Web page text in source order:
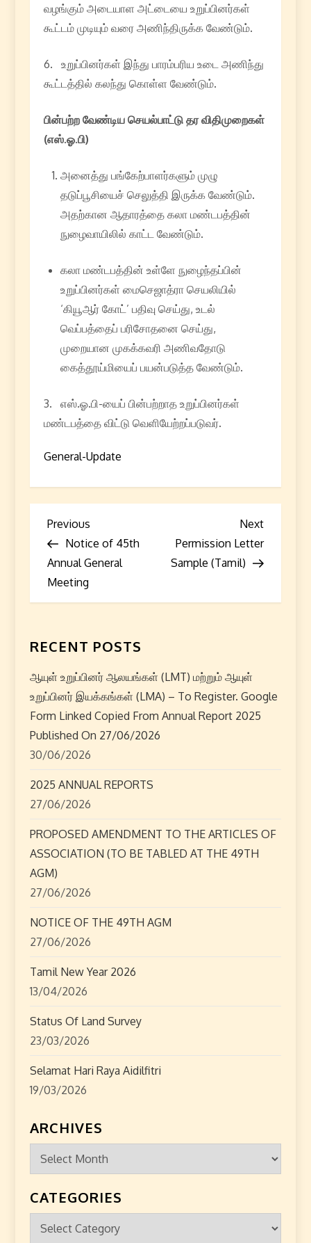
வழங்கும் அடையாள அட்டையை உறுப்பினர்கள்
கூட்டம் முடியும் வரை அணிந்திருக்க வேண்டும்.
6. உறுப்பினர்கள் இந்து பாரம்பரிய உடை அணிந்து
கூட்டத்தில் கலந்து கொள்ள வேண்டும்.
பின்பற்ற வேண்டிய செயல்பாட்டு தர விதிமுறைகள்
(எஸ்.ஓ.பி)
அனைத்து பங்கேற்பாளர்களும் முழு
தடுப்பூசியைச் செலுத்தி இருக்க வேண்டும்.
அதற்கான ஆதாரத்தை கலா மண்டபத்தின்
நுழைவாயிலில் காட்ட வேண்டும்.
கலா மண்டபத்தின் உள்ளே நுழைந்தப்பின்
உறுப்பினர்கள் மைசெஜாத்ரா செயலியில்
‘கியூஆர் கோட்’ பதிவு செய்து, உடல்
வெப்பத்தைப் பரிசோதனை செய்து,
முறையான முகக்கவரி அணிவதோடு
கைத்தூய்மியைப் பயன்படுத்த வேண்டும்.
3. எஸ்.ஓ.பி-யைப் பின்பற்றாத உறுப்பினர்கள்
மண்டபத்தை விட்டு வெளியேற்றப்படுவர்.
General-Update
P
o
s
n
a
v
i
g
a
t
i
o
n
Previous
Post
Previous
Notice of 45th
Annual General
Meeting
Next
Post
Next
Permission Letter
Sample (Tamil)
RECENT POSTS
ஆயுள் உறுப்பினர் ஆலயங்கள் (LMT) மற்றும் ஆயுள்
உறுப்பினர் இயக்கங்கள் (LMA) – To Register. Google
Form Linked Copied From Annual Report 2025
Published On 27/06/2026
30/06/2026
2025 ANNUAL REPORTS
27/06/2026
PROPOSED AMENDMENT TO THE ARTICLES OF
ASSOCIATION (TO BE TABLED AT THE 49TH
AGM)
27/06/2026
NOTICE OF THE 49TH AGM
27/06/2026
Tamil New Year 2026
13/04/2026
Status Of Land Survey
23/03/2026
Selamat Hari Raya Aidilfitri
19/03/2026
ARCHIVES
Archives
CATEGORIES
Categories